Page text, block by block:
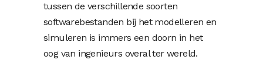
tussen de verschillende soorten
softwarebestanden bij het modelleren en
simuleren is immers een doorn in het
oog van ingenieurs overal ter wereld.